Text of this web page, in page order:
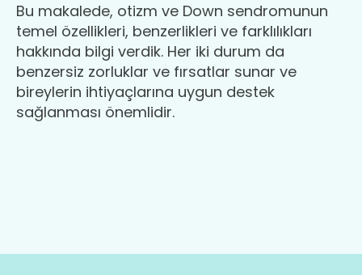
Bu makalede, otizm ve Down sendromunun
temel özellikleri, benzerlikleri ve farklılıkları
hakkında bilgi verdik. Her iki durum da
benzersiz zorluklar ve fırsatlar sunar ve
bireylerin ihtiyaçlarına uygun destek
sağlanması önemlidir.